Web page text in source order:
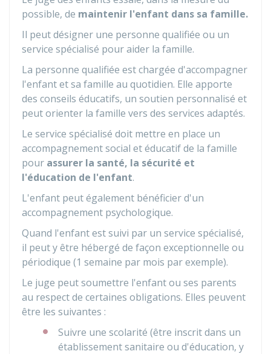
possible, de maintenir l'enfant dans sa famille.
Il peut désigner une personne qualifiée ou un
service spécialisé pour aider la famille.
La personne qualifiée est chargée d'accompagner
l'enfant et sa famille au quotidien. Elle apporte
des conseils éducatifs, un soutien personnalisé et
peut orienter la famille vers des services adaptés.
Le service spécialisé doit mettre en place un
accompagnement social et éducatif de la famille
pour assurer la santé, la sécurité et
l'éducation de l'enfant.
L'enfant peut également bénéficier d'un
accompagnement psychologique.
Quand l'enfant est suivi par un service spécialisé,
il peut y être hébergé de façon exceptionnelle ou
périodique (1 semaine par mois par exemple).
Le juge peut soumettre l'enfant ou ses parents
au respect de certaines obligations. Elles peuvent
être les suivantes :
Suivre une scolarité (être inscrit dans un
établissement sanitaire ou d'éducation, y